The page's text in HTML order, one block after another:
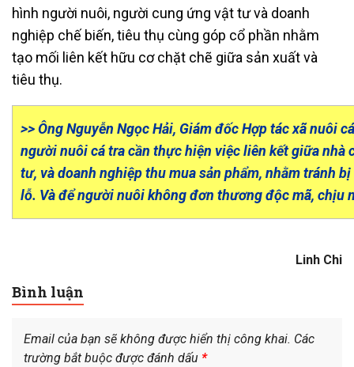
hình người nuôi, người cung ứng vật tư và doanh
nghiệp chế biến, tiêu thụ cùng góp cổ phần nhằm
tạo mối liên kết hữu cơ chặt chẽ giữa sản xuất và
tiêu thụ.
>> Ông Nguyễn Ngọc Hải, Giám đốc Hợp tác xã nuôi
người nuôi cá tra cần thực hiện việc liên kết giữa nhà
tư, và doanh nghiệp thu mua sản phẩm, nhằm tránh
lỗ. Và để người nuôi không đơn thương độc mã, chịu
Linh Chi
Bình luận
Email của bạn sẽ không được hiển thị công khai. Các
trường bắt buộc được đánh dấu *